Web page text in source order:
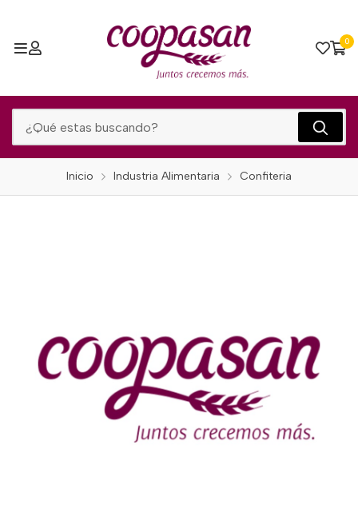
0
Inicio Industria Alimentaria Confiteria